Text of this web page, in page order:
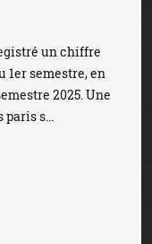
un chiffre
1er semestre, en
2025. Une
s...